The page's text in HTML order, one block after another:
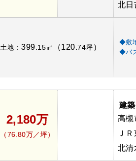
北日
土地：399.15㎡ （120.74坪）
◆敷
◆バ
2,180万
（76.80万／坪）
建
高槻
Ｊ
北清